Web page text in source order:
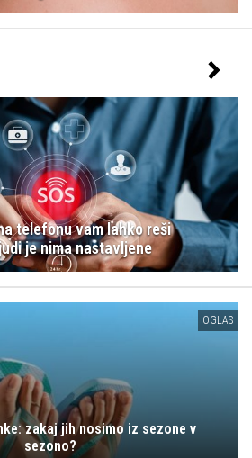
telefonu vam lahko reši
je nima nastavljene
OGLAS
zakaj jih nosimo iz sezone v
sezono?